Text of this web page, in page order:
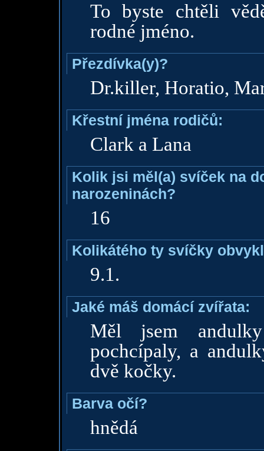
To byste chtěli
rodné jméno.
Přezdívka(y)?
Dr.killer, Horatio,
Křestní jména rodičů:
Clark a Lana
Kolik jsi měl(a) svíček na
narozeninách?
16
Kolikátého ty svíčky
9.1.
Jaké máš domácí zvířata:
Měl jsem
pochcípaly, a
dvě kočky.
Barva očí?
hnědá